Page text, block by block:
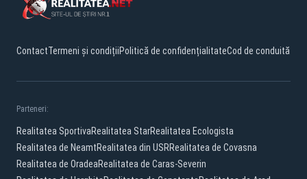
ContactTermeni și condițiiPolitică de confidențialitateCod de conduită
Parteneri:
Realitatea SportivaRealitatea StarRealitatea Ecologista
Realitatea de NeamtRealitatea din USRRealitatea de Covasna
Realitatea de OradeaRealitatea de Caras-Severin